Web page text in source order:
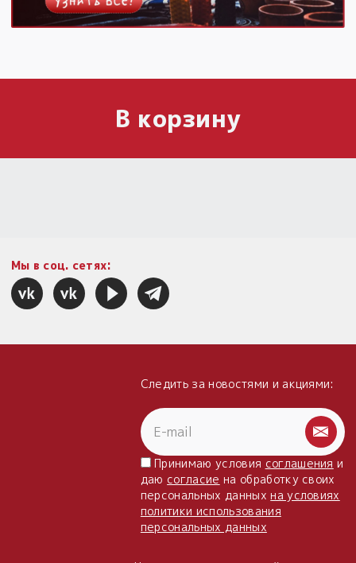
В корзину
Мы в соц. сетях:
Следить за новостями и акциями:
Принимаю условия соглашения и
даю согласие на обработку своих
персональных данныхна условиях
политики использования
персональных данных